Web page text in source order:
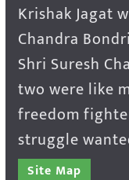
Krishak Jagat
Chandra
Shri Suresh
two were like
freedom
struggle
Site Map